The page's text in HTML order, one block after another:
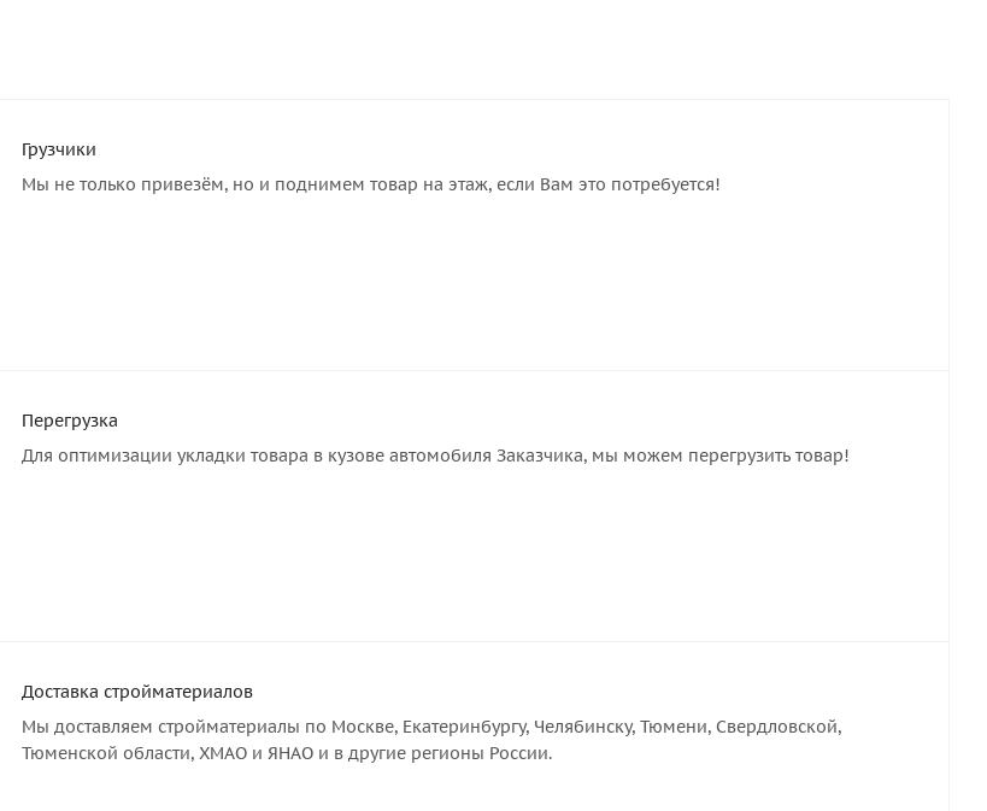
Грузчики
Мы не только привезём, но и поднимем товар на этаж, если Вам это потребуется!
Перегрузка
Для оптимизации укладки товара в кузове автомобиля Заказчика, мы можем перегрузить товар!
Доставка стройматериалов
Мы доставляем стройматериалы по Москве, Екатеринбургу, Челябинску, Тюмени, Свердловской,
Тюменской области, ХМАО и ЯНАО и в другие регионы России.